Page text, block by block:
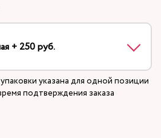
+ 250 руб.
указана для одной позиции
подтверждения заказа